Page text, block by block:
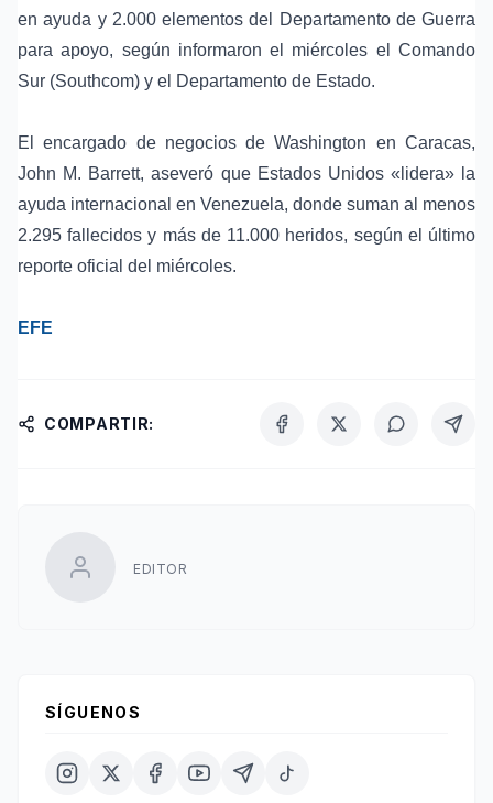
en ayuda y 2.000 elementos del Departamento de Guerra
para apoyo, según informaron el miércoles el Comando
Sur (Southcom) y el Departamento de Estado.
El encargado de negocios de Washington en Caracas,
John M. Barrett, aseveró que Estados Unidos «lidera» la
ayuda internacional en Venezuela, donde suman al menos
2.295 fallecidos y más de 11.000 heridos, según el último
reporte oficial del miércoles.
EFE
COMPARTIR:
EDITOR
SÍGUENOS